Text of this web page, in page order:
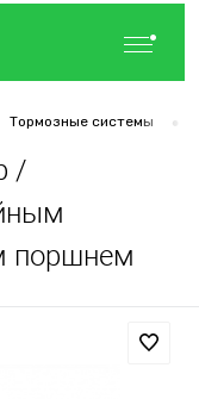
Тормозные системы •
/
поршнем